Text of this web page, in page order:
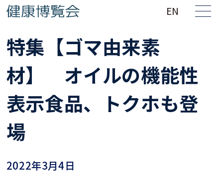
EN
特集【ゴマ由来素
材】 オイルの機能性
表示食品、トクホも登
場
2022年3月4日